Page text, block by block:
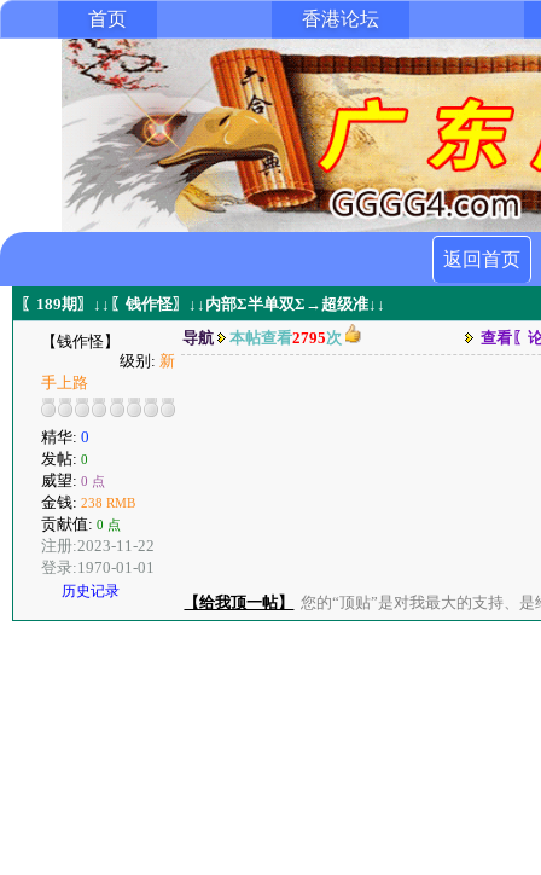
首页 香港论坛
返回首页
〖189期〗↓↓〖钱作怪〗↓↓内部Σ半单双Σ→超级准↓↓
【钱作怪】
级别: 新
手上路
精华: 0
发帖: 0
威望: 0 点
金钱: 238 RMB
贡献值: 0 点
注册:2023-11-22
登录:1970-01-01
历史记录
导航 本帖查看2795次 查看〖
【给我顶一帖】 您的“顶贴”是对我最大的支持、